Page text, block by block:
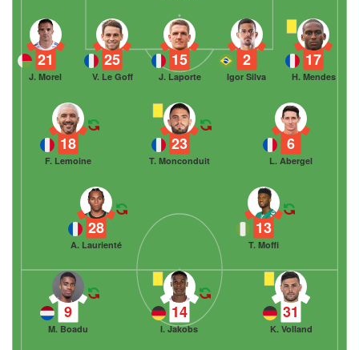
17
H. Mendes
2
Igor Silva
15
J. Laporte
25
V. Le Goff
21
J. Morel
6
L. Abergel
23
T. Monconduit
18
F. Lemoine
13
T. Moffi
28
A. Laurienté
9
M. Boadu
14
I. Jakobs
31
K. Volland